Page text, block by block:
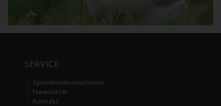
SERVICE
Spendeninformationen
Newsletter
Kontakt